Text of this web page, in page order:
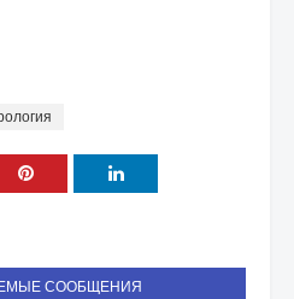
СООБЩЕНИЯ